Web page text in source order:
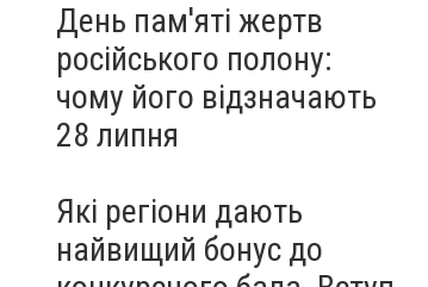
День пам'яті жертв
російського полону:
чому його відзначають
28 липня
Які регіони дають
найвищий бонус до